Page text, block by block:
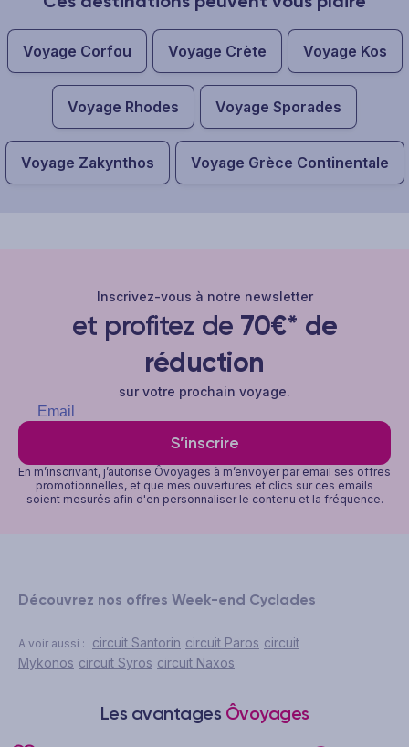
Voyage Corfou Voyage Crète Voyage Kos
Voyage Rhodes Voyage Sporades
Voyage Zakynthos Voyage Grèce Continentale
Inscrivez-vous à notre newsletter
et profitez de 70€* de
réduction
sur votre prochain voyage.
S’inscrire
En m’inscrivant, j’autorise Ôvoyages à m’envoyer par email ses offres
promotionnelles, et que mes ouvertures et clics sur ces emails
soient mesurés afin d'en personnaliser le contenu et la fréquence.
Découvrez nos offres Week-end Cyclades
A voir aussi : circuit Santorin circuit Paros circuit
Mykonos circuit Syros circuit Naxos
Les avantages Ôvoyages